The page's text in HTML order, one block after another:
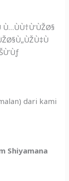
dari kami
Shiyamana